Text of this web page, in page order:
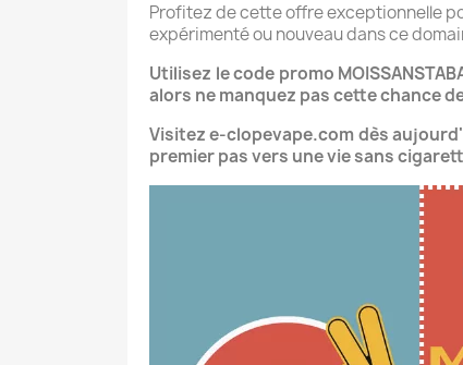
Profitez de cette offre exceptionnelle
expérimenté ou nouveau dans ce
Utilisez le code promo
alors ne manquez pas cette chance
Visitez e-clopevape.com dès
premier pas vers une vie sans